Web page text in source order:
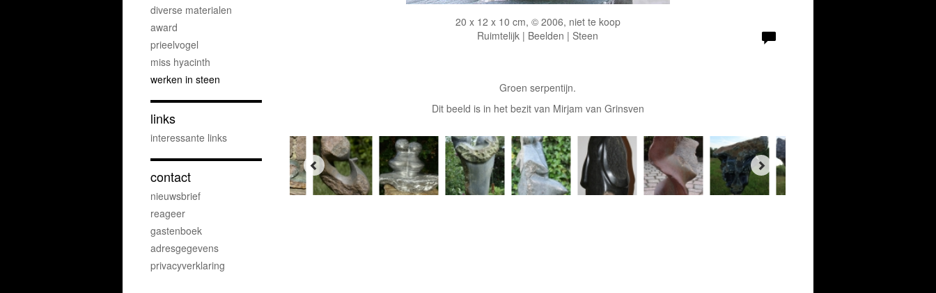
20 x 12 x 10 cm, © 2006, niet te koop
Ruimtelijk | Beelden | Steen
Groen serpentijn.
Dit beeld is in het bezit van Mirjam van Grinsven
diverse materialen
award
prieelvogel
miss hyacinth
werken in steen
links
interessante links
contact
nieuwsbrief
reageer
gastenboek
adresgegevens
privacyverklaring